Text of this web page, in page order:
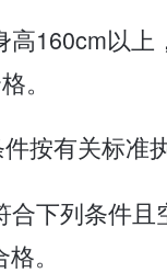
高160cm以上
。
按有关标准执
合下列条件且
。